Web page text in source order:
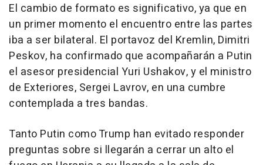
El cambio de formato es significativo, ya que en
un primer momento el encuentro entre las partes
iba a ser bilateral. El portavoz del Kremlin, Dimitri
Peskov, ha confirmado que acompañarán a Putin
el asesor presidencial Yuri Ushakov, y el ministro
de Exteriores, Sergei Lavrov, en una cumbre
contemplada a tres bandas.
Tanto Putin como Trump han evitado responder
preguntas sobre si llegarán a cerrar un alto el